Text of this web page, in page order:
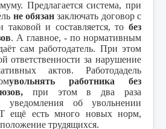
Предлагается система, при
не обязан заключать договор с
таковой и составляется, то без
. А главное, - по нормативным
сам работодатель. При этом
ответственности за нарушение
актов. Работодадель
увольнять работника без
при этом в два раза
уведомления об увольнении
ещё есть много новых норм,
трудящихся.